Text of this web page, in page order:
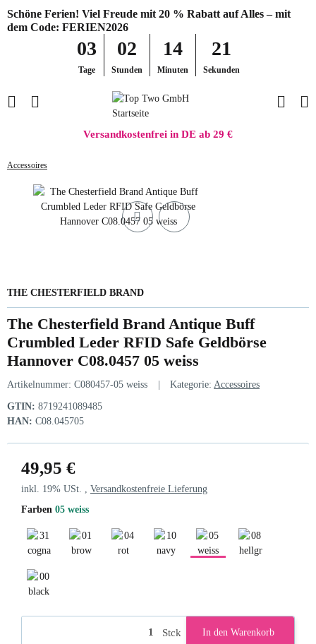
Schöne Ferien! Viel Freude mit 20 % Rabatt auf Alles – mit
dem Code: FERIEN2026
03
Tage
02
Stunden
14
Minuten
21
Sekunden
Versandkostenfrei in DE ab 29 €
Accessoires
THE CHESTERFIELD BRAND
The Chesterfield Brand Antique Buff
Crumbled Leder RFID Safe Geldbörse
Hannover C08.0457 05 weiss
Artikelnummer: C080457-05 weiss Kategorie: Accessoires
GTIN: 8719241089485
HAN: C08.045705
49,95 €
inkl. 19% USt. , Versandkostenfreie Lieferung
Farben 05 weiss
Stck In den Warenkorb